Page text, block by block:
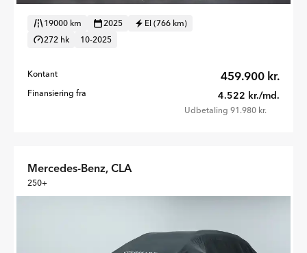
19000 km 2025
El (766 km)
272 hk
10-2025
Kontant 459.900 kr.
Finansiering fra 4.522 kr./md.
Udbetaling 91.980 kr.
Mercedes-Benz, CLA
250+